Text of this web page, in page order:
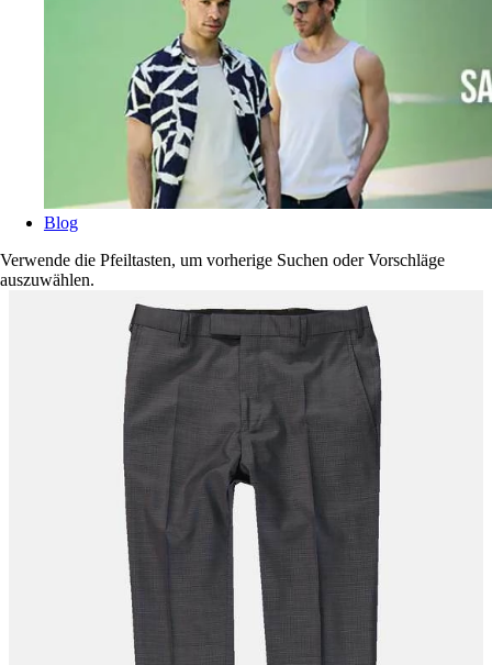
Blog
Verwende die Pfeiltasten, um vorherige Suchen oder Vorschläge
auszuwählen.